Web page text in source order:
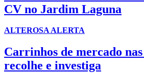
CV no Jardim Laguna
ALTEROSA ALERTA
Carrinhos de mercado
recolhe e investiga